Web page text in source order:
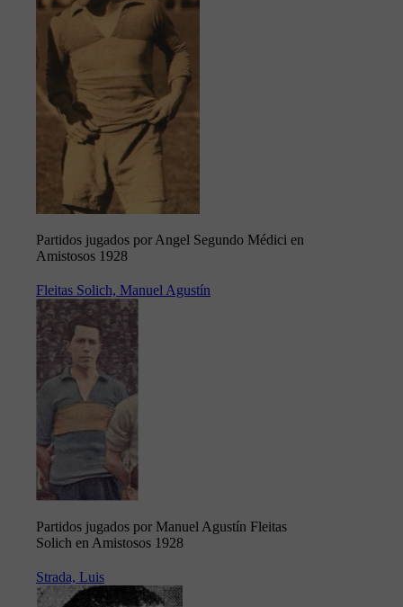
Partidos jugados por Angel Segundo Médici en
Amistosos 1928
Fleitas Solich, Manuel Agustín
Partidos jugados por Manuel Agustín Fleitas
Solich en Amistosos 1928
Strada, Luis